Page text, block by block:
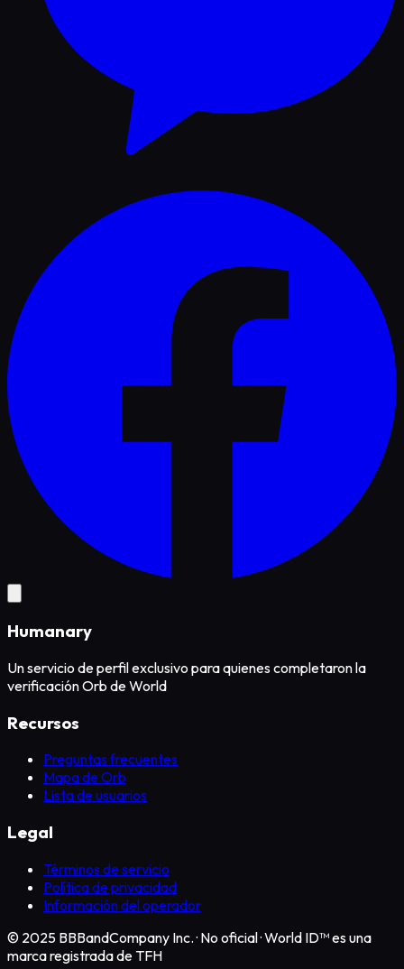
Humanary
Un servicio de perfil exclusivo para quienes completaron la
verificación Orb de World
Recursos
Preguntas frecuentes
Mapa de Orb
Lista de usuarios
Legal
Términos de servicio
Política de privacidad
Información del operador
© 2025 BBBandCompany Inc.· No oficial · World ID™ es una
marca registrada de TFH